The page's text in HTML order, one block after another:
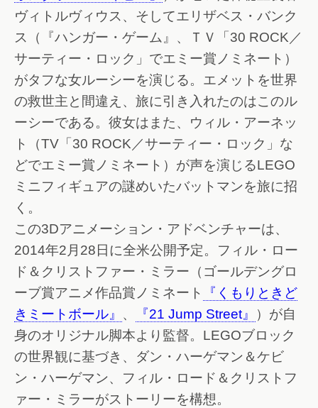
ヴィトルヴィウス、そしてエリザベス・バンク
ス（『ハンガー・ゲーム』、ＴＶ「30 ROCK／
サーティー・ロック」でエミー賞ノミネート）
がタフな女ルーシーを演じる。エメットを世界
の救世主と間違え、旅に引き入れたのはこのル
ーシーである。彼女はまた、ウィル・アーネッ
ト（TV「30 ROCK／サーティー・ロック」な
どでエミー賞ノミネート）が声を演じるLEGO
ミニフィギュアの謎めいたバットマンを旅に招
く。
この3Dアニメーション・アドベンチャーは、
2014年2月28日に全米公開予定。フィル・ロー
ド＆クリストファー・ミラー（ゴールデングロ
ーブ賞アニメ作品賞ノミネート
『くもりときど
きミートボール』 、 『21 Jump Street』
）が自
身のオリジナル脚本より監督。LEGOブロック
の世界観に基づき、ダン・ハーゲマン＆ケビ
ン・ハーゲマン、フィル・ロード＆クリストフ
ァー・ミラーがストーリーを構想。